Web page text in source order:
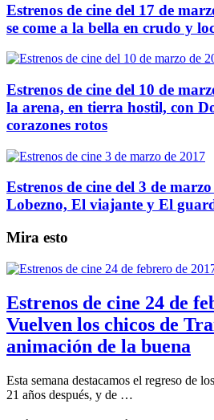
Estrenos de cine del 17 de
se come a la bella en crudo y
Estrenos de cine del 10 de
la arena, en tierra hostil, con
corazones rotos
Estrenos de cine del 3 de
Lobezno, El viajante y El
Mira esto
Estrenos de cine 24 de
Vuelven los chicos de
animación de la buena
Esta semana destacamos el regreso de
21 años después, y de …